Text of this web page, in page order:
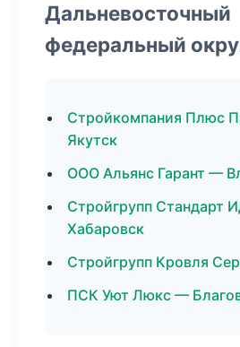
Дальневосточный
федеральный
Стройкомпания Плюс
Якутск
ООО Альянс Гарант —
Стройгрупп Стандарт
Хабаровск
Стройгрупп Кровля
ПСК Уют Люкс —